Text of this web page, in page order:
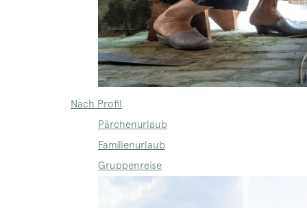
Nach Profil
Pärchenurlaub
Familienurlaub
Gruppenreise